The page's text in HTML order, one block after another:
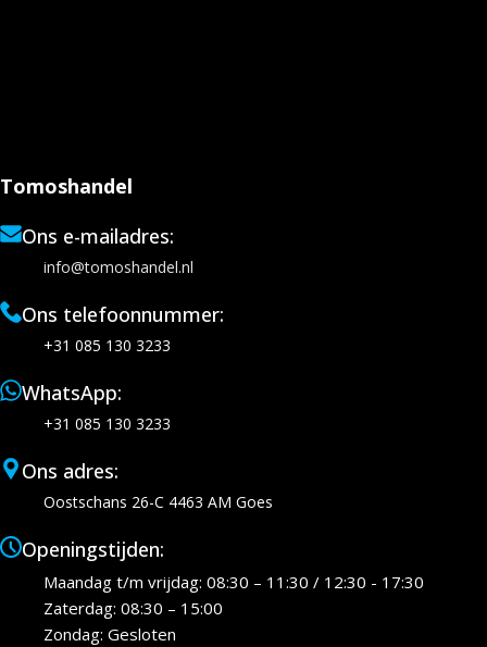
Tomoshandel
Ons e-mailadres:
info@tomoshandel.nl
Ons telefoonnummer:
+31 085 130 3233
WhatsApp:
+31 085 130 3233
Ons adres:
Oostschans 26-C 4463 AM Goes
Openingstijden:
Maandag t/m vrijdag: 08:30 – 11:30 / 12:30 - 17:30
Zaterdag: 08:30 – 15:00
Zondag: Gesloten